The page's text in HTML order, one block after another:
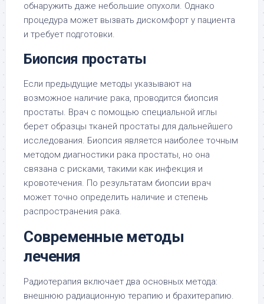
обнаружить даже небольшие опухоли. Однако
процедура может вызвать дискомфорт у пациента
и требует подготовки.
Биопсия простаты
Если предыдущие методы указывают на
возможное наличие рака, проводится биопсия
простаты. Врач с помощью специальной иглы
берет образцы тканей простаты для дальнейшего
исследования. Биопсия является наиболее точным
методом диагностики рака простаты, но она
связана с рисками, такими как инфекция и
кровотечения. По результатам биопсии врач
может точно определить наличие и степень
распространения рака.
Современные методы
лечения
Радиотерапия включает два основных метода:
внешнюю радиационную терапию и брахитерапию.